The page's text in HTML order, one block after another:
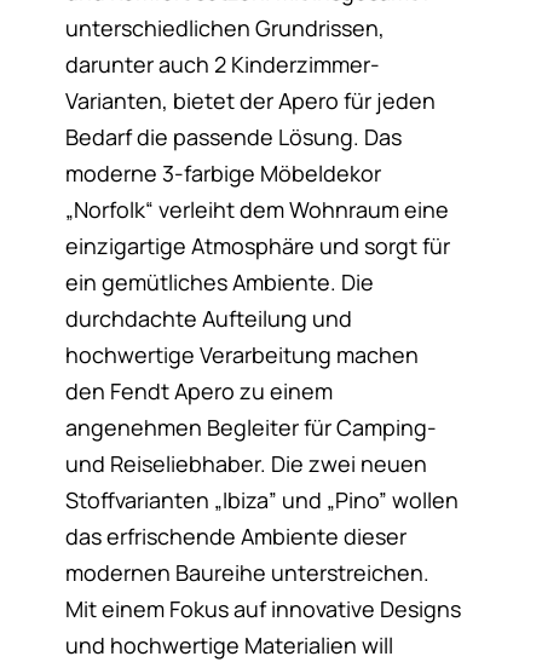
unterschiedlichen Grundrissen,
darunter auch 2 Kinderzimmer-
Varianten, bietet der Apero für jeden
Bedarf die passende Lösung. Das
moderne 3-farbige Möbeldekor
„Norfolk“ verleiht dem Wohnraum eine
einzigartige Atmosphäre und sorgt für
ein gemütliches Ambiente. Die
durchdachte Aufteilung und
hochwertige Verarbeitung machen
den Fendt Apero zu einem
angenehmen Begleiter für Camping-
und Reiseliebhaber. Die zwei neuen
Stoffvarianten „Ibiza” und „Pino” wollen
das erfrischende Ambiente dieser
modernen Baureihe unterstreichen.
Mit einem Fokus auf innovative Designs
und hochwertige Materialien will